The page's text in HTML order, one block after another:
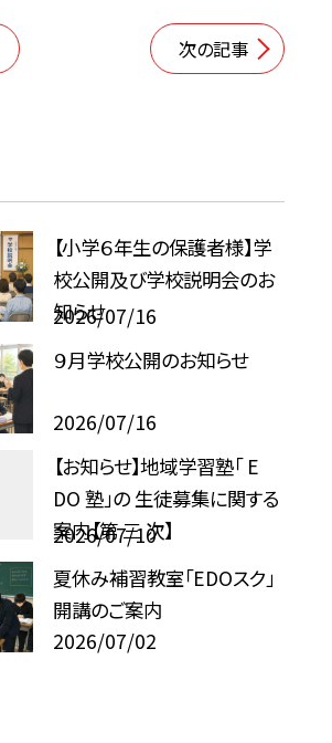
次の記事
【小学６年生の保護者様】学
校公開及び学校説明会のお
知らせ
2026/07/16
９月学校公開のお知らせ
2026/07/16
【お知らせ】地域学習塾「 E
DO 塾」の 生徒募集に関する
案内【第 三 次】
2026/07/10
夏休み補習教室「EDOスク」
開講のご案内
2026/07/02